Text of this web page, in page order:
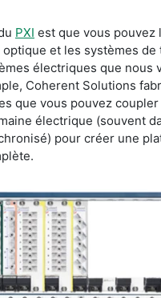
PXI est que vous pouvez
et les systèmes de
électriques que nous
Coherent Solutions
que vous pouvez coupler
électrique (souvent
pour créer une